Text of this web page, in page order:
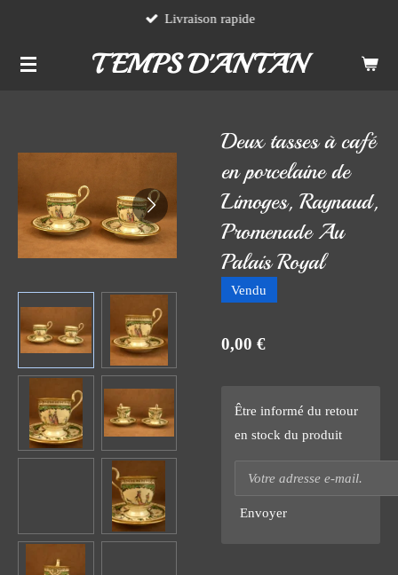
contenu
TEMPS D'ANTAN
Livraison rapide
Deux tasses à café
en porcelaine de
Limoges, Raynaud,
Promenade Au
Palais Royal
Vendu
0,00 €
Être informé du retour
en stock du produit
Envoyer